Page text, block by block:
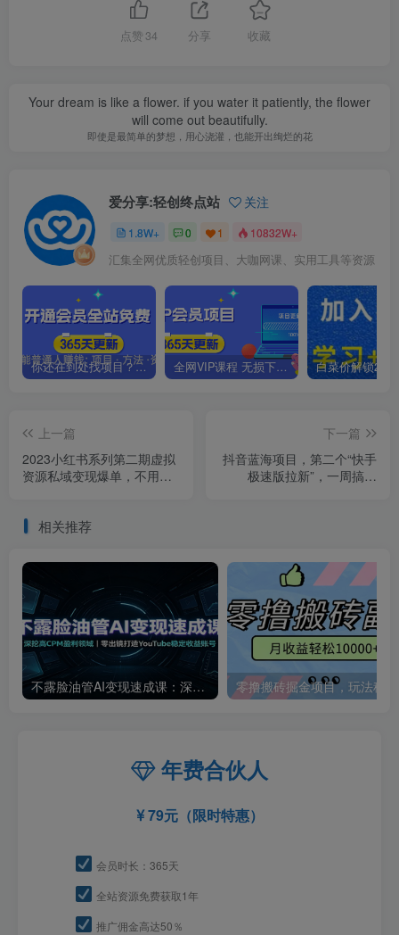
点赞 34 分享 收藏
Your dream is like a flower. if you water it patiently, the flower
will come out beautifully.
即使是最简单的梦想，用心浇灌，也能开出绚烂的花
爱分享:轻创终点站 关注
1.8W+ 0 1 10832W+
汇集全网优质轻创项目、大咖网课、实用工具等资源
你还在到处找项目？还在当韭菜？我靠卖项目一个月收入5万+，曾经我也是个失败者。 全网VIP课程 无损下载~.~
上一篇
2023小红书系列第二期虚拟
资源私域变现爆单，不用开
下一篇
抖音蓝海项目，第二个“快手
极速版拉新”，一周搞了
相关推荐
不露脸油管AI变现速成课：深挖高CPM盈利领域，零出镜打造YouTube稳定收益账号
年费合伙人
79元（限时特惠）
会员时长：365天
全站资源免费获取1年
推广佣金高达50％